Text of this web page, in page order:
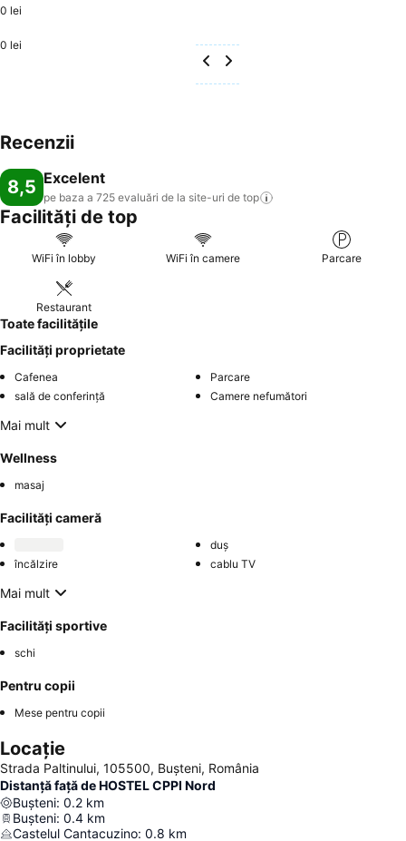
0 lei
0 lei
Recenzii
8,5 Excelent
pe baza a 725 evaluări de la site-uri de top
Facilități de top
WiFi în lobby WiFi în camere Parcare
Restaurant
Toate facilitățile
Facilități proprietate
Cafenea
Parcare
sală de conferinţă
Camere nefumători
Mai mult
Wellness
masaj
Facilități cameră
duș
încălzire
cablu TV
Mai mult
Facilități sportive
schi
Pentru copii
Mese pentru copii
Locație
Strada Paltinului, 105500, Buşteni, România
Distanță față de HOSTEL CPPI Nord
Buşteni: 0.2 km
Bușteni: 0.4 km
Castelul Cantacuzino: 0.8 km